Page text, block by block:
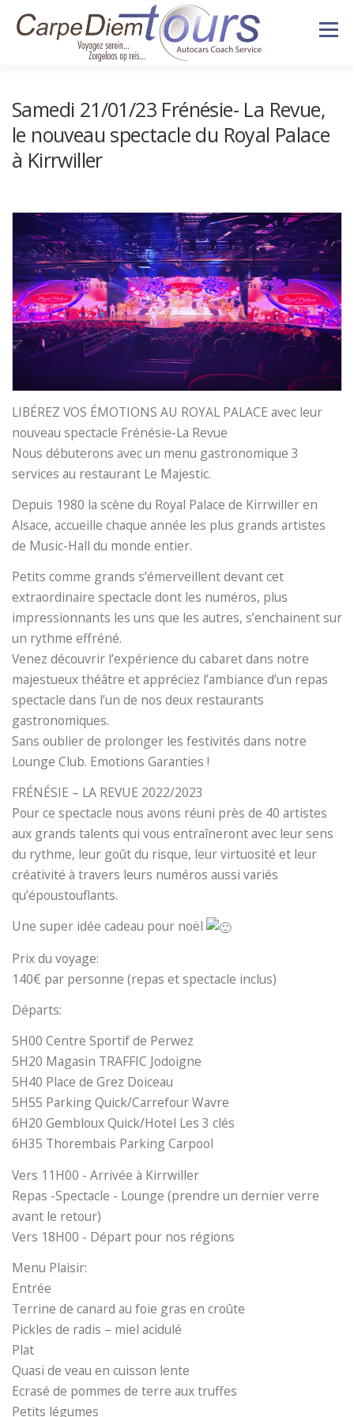
Aller
Menu
VÉHICULES
DEVIS & CONTACT
Samedi 21/01/23 Frénésie- La Revue,
le nouveau spectacle du Royal Palace
à Kirrwiller
LIBÉREZ VOS ÉMOTIONS AU ROYAL PALACE avec leur
nouveau spectacle Frénésie-La Revue
Nous débuterons avec un menu gastronomique 3
services au restaurant Le Majestic.
Depuis 1980 la scène du Royal Palace de Kirrwiller en
Alsace, accueille chaque année les plus grands artistes
de Music-Hall du monde entier.
Petits comme grands s’émerveillent devant cet
extraordinaire spectacle dont les numéros, plus
impressionnants les uns que les autres, s’enchainent sur
un rythme effréné.
Venez découvrir l’expérience du cabaret dans notre
majestueux théâtre et appréciez l’ambiance d’un repas
spectacle dans l’un de nos deux restaurants
gastronomiques.
Sans oublier de prolonger les festivités dans notre
Lounge Club. Emotions Garanties !
FRÉNÉSIE – LA REVUE 2022/2023
Pour ce spectacle nous avons réuni près de 40 artistes
aux grands talents qui vous entraîneront avec leur sens
du rythme, leur goût du risque, leur virtuosité et leur
créativité à travers leurs numéros aussi variés
qu’époustouflants.
Une super idée cadeau pour noël
Prix du voyage:
140€ par personne (repas et spectacle inclus)
Départs:
5H00 Centre Sportif de Perwez
5H20 Magasin TRAFFIC Jodoigne
5H40 Place de Grez Doiceau
5H55 Parking Quick/Carrefour Wavre
6H20 Gembloux Quick/Hotel Les 3 clés
6H35 Thorembais Parking Carpool
Vers 11H00 - Arrivée à Kirrwiller
Repas -Spectacle - Lounge (prendre un dernier verre
avant le retour)
Vers 18H00 - Départ pour nos régions
Menu Plaisir:
Entrée
Terrine de canard au foie gras en croûte
Pickles de radis – miel acidulé
Plat
Quasi de veau en cuisson lente
Ecrasé de pommes de terre aux truffes
Petits légumes